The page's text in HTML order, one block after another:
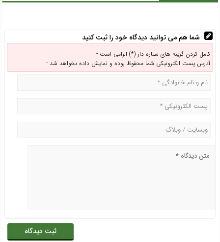
شما هم می توانید دیدگاه خود را ثبت کنید
کامل کردن گزینه های ستاره دار (*) الزامی است -
آدرس پست الکترونیکی شما محفوظ بوده و نمایش داده نخواهد شد -